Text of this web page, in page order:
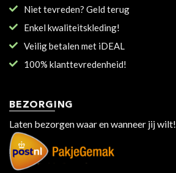
Niet tevreden? Geld terug
Enkel kwaliteitskleding!
Veilig betalen met iDEAL
100% klanttevredenheid!
BEZORGING
Laten bezorgen waar en wanneer jij wilt!